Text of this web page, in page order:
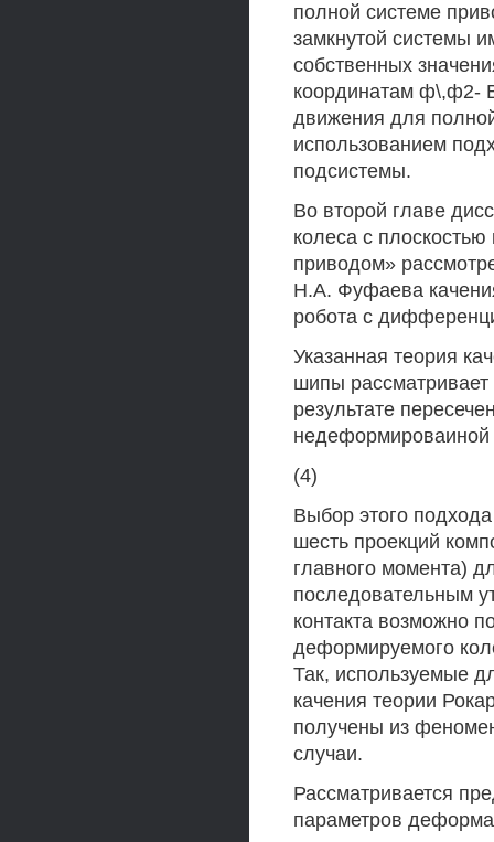
полной системе
замкнутой системы
собственных
координатам ф\,ф2-
движения для
использованием
подсистемы.
Во второй главе
колеса с
приводом»
H.A. Фуфаева
робота с
Указанная теория
шипы
результате
(4)
Выбор этого
шесть проекций
главного момента)
последовательным
контакта возможно
деформируемого
Так, используемые
качения теории
получены из
случаи.
Рассматривается
параметров